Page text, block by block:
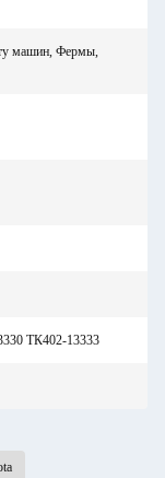
машин, Фермы,
ТК402-13333